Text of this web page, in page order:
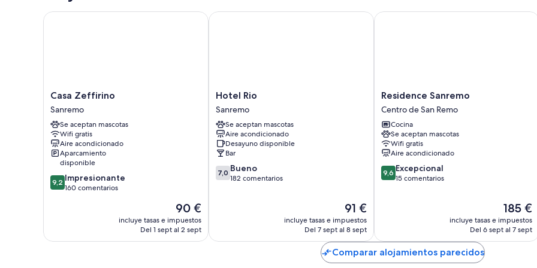
- Caminos -enduro descenso de fondo en nuestras hermosas
Casa
Zeffirino
Sanremo
Casa Zeffirino
Sanremo
Se aceptan mascotas
Wifi gratis
Aire acondicionado
Aparcamiento
disponible
9.2
sobre
9,2 Impresionante
160 comentarios
El
precio
actual
90 €
incluye tasas e impuestos
Del 1 sept al 2 sept
Casa Zeffirino
Hotel
Rio
Sanremo
Hotel Rio
Sanremo
Se aceptan mascotas
Aire acondicionado
Desayuno disponible
Bar
7.0
sobre
7,0 Bueno
182 comentarios
El
precio
actual
de
91 €
91 €
incluye tasas e impuestos
Del 7 sept al 8 sept
Hotel Rio
Residence
Sanremo
Centro
de
San
Remo
Residence Sanremo
Centro de San Remo
Cocina
Se aceptan mascotas
Wifi gratis
Aire acondicionado
9.6
sobre
9,6 Excepcional
15 comentarios
El
precio
actual
185 €
incluye tasas e impuestos
Del 6 sept al 7 sept
Residence Sanremo
Comparar alojamientos parecidos